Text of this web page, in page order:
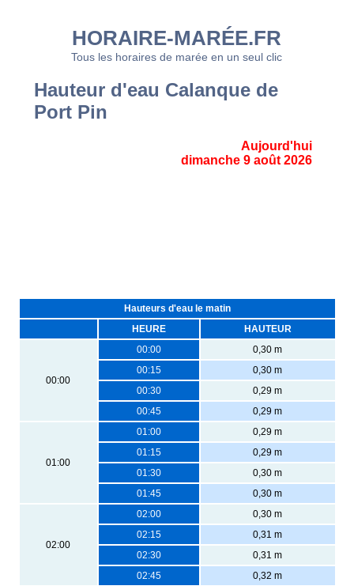
HORAIRE-MARÉE.FR
Tous les horaires de marée en un seul clic
Hauteur d'eau Calanque de
Port Pin
Aujourd'hui
dimanche 9 août 2026
Hauteurs d'eau le matin
HEURE
HAUTEUR
00:00
00:00
0,30 m
00:15
0,30 m
00:30
0,29 m
00:45
0,29 m
01:00
01:00
0,29 m
01:15
0,29 m
01:30
0,30 m
01:45
0,30 m
02:00
02:00
0,30 m
02:15
0,31 m
02:30
0,31 m
02:45
0,32 m